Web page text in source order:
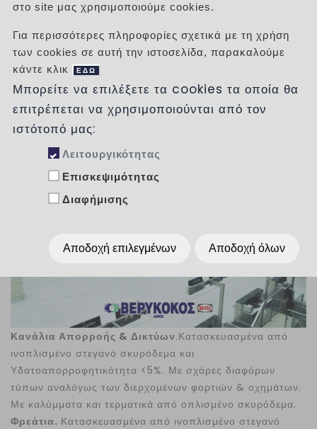
Έργο ΔΙΕΘΝΕΣ
ΑΕΡΟΔΡΟΜΙΟ
ΧΑΝΙΩΝ
Κανάλια Απορροής & Δικτύων.Κατασκευασμένα από
ινοπλισμένο στεγανό σκυρόδεμα και
Υδατοαπορροφητικότητα <5%. Με σχάρες διαφόρων
τύπων αναλόγως των διερχομένων φορτιών & οχημάτων.
Με καλύμματα και τερματικά από οπλισμένο σκυρόδεμα.
Φρεάτια. Κατασκευασμένα από ινοπλισμένο στεγανό
στο site μας χρησιμοποιούμε cookies.
Για περισσότερες πληροφορίες σχετικά με τη χρήση
των cookies σε αυτή την ιστοσελίδα, παρακαλούμε
κάντε κλικ
ΕΔΩ
Μπορείτε να επιλέξετε τα cookies τα οποία θα
επιτρέπεται να χρησιμοποιούνται από τον
ιστότοπό μας:
Λειτουργικότητας
Επισκεψιμότητας
Διαφήμισης
Αποδοχή επιλεγμένων Αποδοχή όλων